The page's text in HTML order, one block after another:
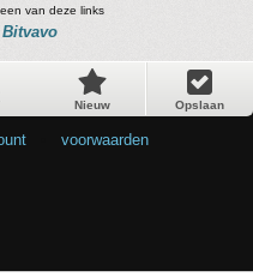
van deze links
Bitvavo
Nieuw Opslaan
voorwaarden